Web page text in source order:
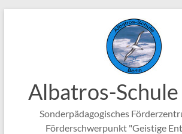
Albatros-
Sonderpädagogisches
Förderschwerpunkt "Geistige